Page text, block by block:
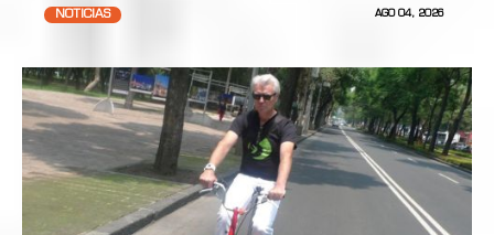
NOTICIAS AGO 04, 2026